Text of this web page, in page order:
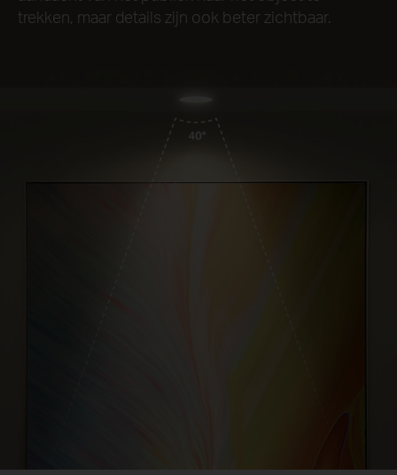
trekken, maar details zijn ook beter zichtbaar.